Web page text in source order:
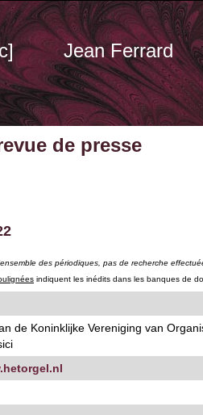
Jean Ferrard
de presse
des périodiques, pas de recherche
indiquent les inédits dans les banques de
de Koninklijke Vereniging van